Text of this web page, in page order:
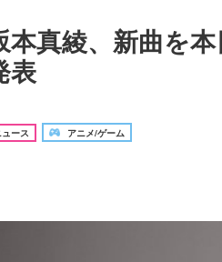
本真綾、新曲を
表
ース アニメ/ゲーム